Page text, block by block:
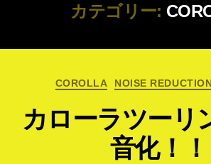
カテゴリー:
カ
ー
COROLLA NOISE
カローラツー
音化！！